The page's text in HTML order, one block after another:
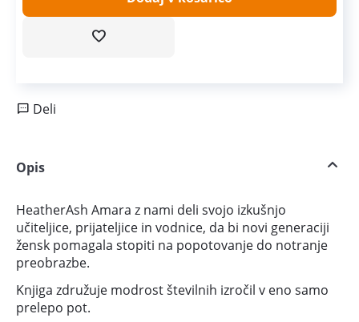
Deli
Opis
HeatherAsh Amara z nami deli svojo izkušnjo
učiteljice, prijateljice in vodnice, da bi novi generaciji
žensk pomagala stopiti na popotovanje do notranje
preobrazbe.
Knjiga združuje modrost številnih izročil v eno samo
prelepo pot.